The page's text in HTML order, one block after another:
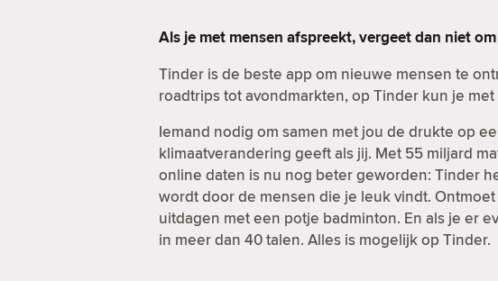
Als je met mensen afspreekt, vergeet dan niet
Tinder is de beste app om nieuwe mensen te
roadtrips tot avondmarkten, op Tinder kun je
Iemand nodig om samen met jou de drukte op
klimaatverandering geeft als jij. Met 55 miljard
online daten is nu nog beter geworden: Tinder
wordt door de mensen die je leuk vindt.
uitdagen met een potje badminton. En als je er
in meer dan 40 talen. Alles is mogelijk op Tinder.